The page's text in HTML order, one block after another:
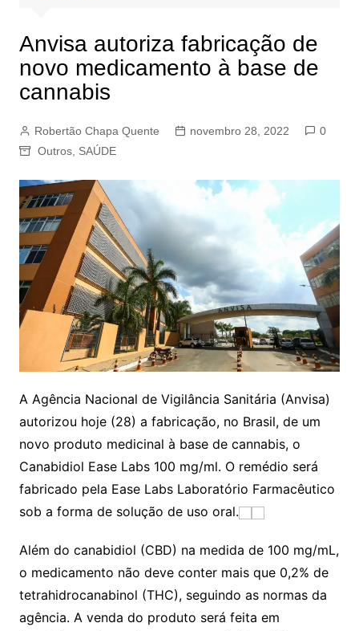
Anvisa autoriza fabricação de
novo medicamento à base de
cannabis
Robertão Chapa Quente novembro 28, 2022
0
Outros, SAÚDE
A Agência Nacional de Vigilância Sanitária (Anvisa)
autorizou hoje (28) a fabricação, no Brasil, de um
novo produto medicinal à base de cannabis, o
Canabidiol Ease Labs 100 mg/ml. O remédio será
fabricado pela Ease Labs Laboratório Farmacêutico
sob a forma de solução de uso oral.
Além do canabidiol (CBD) na medida de 100 mg/mL,
o medicamento não deve conter mais que 0,2% de
tetrahidrocanabinol (THC), seguindo as normas da
agência. A venda do produto será feita em